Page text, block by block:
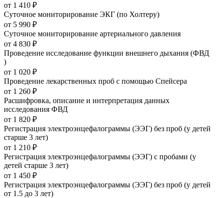
от 1 410 ₽
Суточное мониторирование ЭКГ (по Холтеру)
от 5 990 ₽
Суточное мониторирование артериального давления
от 4 830 ₽
Проведение исследование функции внешнего дыхания (ФВД
)
от 1 020 ₽
Проведение лекарственных проб с помощью Спейсера
от 1 260 ₽
Расшифровка, описание и интерпретация данных
исследования ФВД
от 1 820 ₽
Регистрация электроэнцефалограммы (ЭЭГ) без проб (у детей
старше 3 лет)
от 1 210 ₽
Регистрация электроэнцефалограммы (ЭЭГ) с пробами (у
детей старше 3 лет)
от 1 450 ₽
Регистрация электроэнцефалограммы (ЭЭГ) без проб (у детей
от 1.5 до 3 лет)